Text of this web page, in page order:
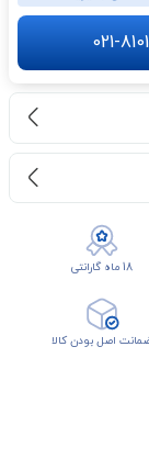
021-
18 ماه گارانتی
اصل بودن کالا